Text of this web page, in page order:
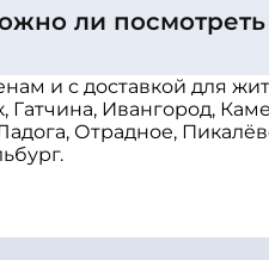
ли
и с доставкой для
Гатчина, Ивангород,
Отрадное,